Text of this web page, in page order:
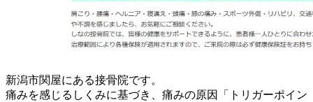
新潟市関屋にある接骨院です。
痛みを感じるしくみに基づき、痛みの原因「トリガーポイン